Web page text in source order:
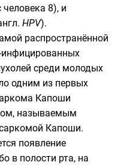
человека 8), и
HPV).
распространённой
среди молодых
одним из первых
Капоши
называемым
Капоши.
появление
в полости рта, на